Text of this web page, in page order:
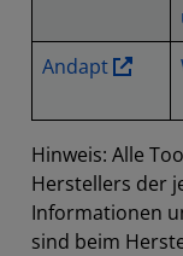
Andapt
Hinweis: Alle
Herstellers der
Informationen
sind beim